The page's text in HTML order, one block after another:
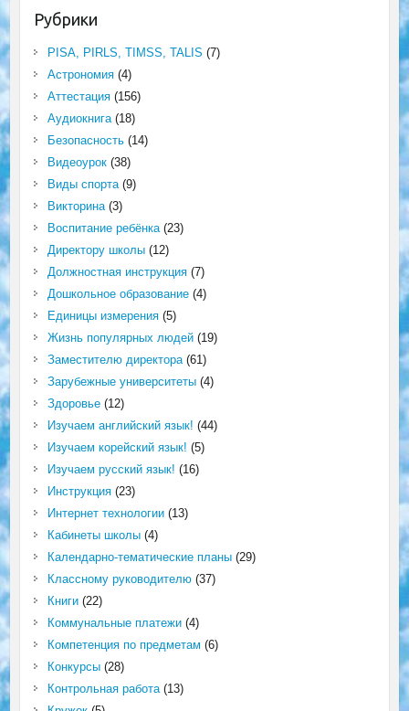
Рубрики
PISA, PIRLS, TIMSS, TALIS (7)
Астрономия(4)
Аттестация(156)
Аудиокнига(18)
Безопасность(14)
Видеоурок(38)
Виды спорта(9)
Викторина(3)
Воспитание ребёнка(23)
Директору школы(12)
Должностная инструкция(7)
Дошкольное образование(4)
Единицы измерения(5)
Жизнь популярных людей(19)
Заместителю директора(61)
Зарубежные университеты(4)
Здоровье(12)
Изучаем английский язык! (44)
Изучаем корейский язык! (5)
Изучаем русский язык! (16)
Инструкция(23)
Интернет технологии(13)
Кабинеты школы(4)
Календарно-тематические планы(29)
Классному руководителю(37)
Книги(22)
Коммунальные платежи(4)
Компетенция по предметам (6)
Конкурсы(28)
Контрольная работа(13)